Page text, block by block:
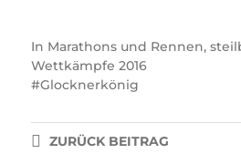
In Marathons und Rennen,
Wettkämpfe 2016
Glocknerkönig
ZURÜCKBEITRAG